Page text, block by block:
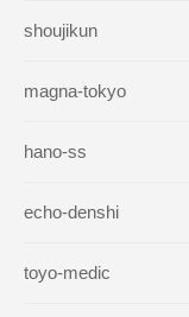
shoujikun
magna-tokyo
hano-ss
echo-denshi
toyo-medic